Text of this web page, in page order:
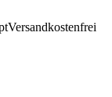
Versandkostenfrei